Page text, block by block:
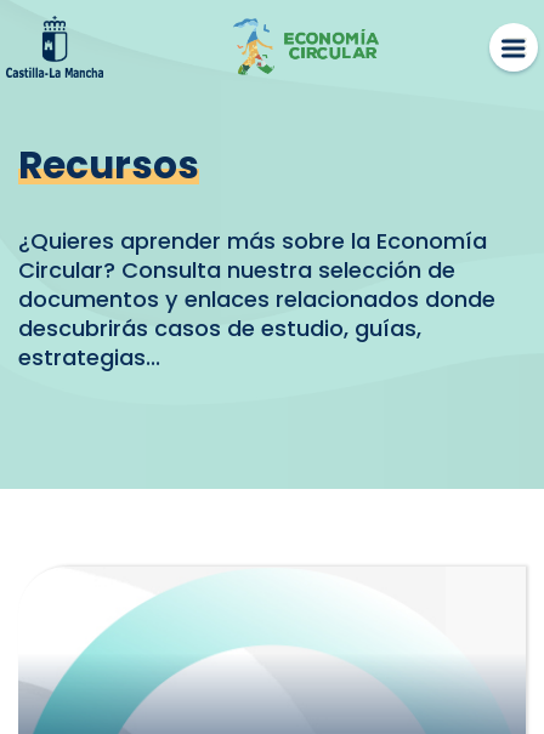
Skip
content
Recursos
¿Quieres aprender más sobre la Economía
Circular? Consulta nuestra selección de
documentos y enlaces relacionados donde
descubrirás casos de estudio, guías,
estrategias...